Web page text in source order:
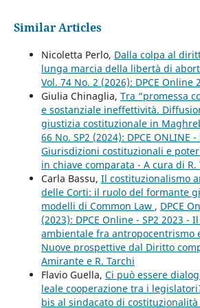
Similar Articles
Nicoletta Perlo, Dalla colpa al
lunga marcia della libertà di
Vol. 74 No. 2 (2026): DPCE Online
Giulia Chinaglia, Tra “promessa
e sostanziale ineffettività.
giustizia costituzionale in
66 No. SP2 (2024): DPCE ONLINE -
Giurisdizioni costituzionali e
in chiave comparata - A cura di R.
Carla Bassu, Il costituzionalismo
delle Corti: il ruolo del formante
modelli di Common Law , DPCE
(2023): DPCE Online - SP2 2023 -
ambientale fra antropocentrismo
Nuove prospettive dal Diritto
Amirante e R. Tarchi
Flavio Guella, Ci può essere
leale cooperazione tra i
bis al sindacato di